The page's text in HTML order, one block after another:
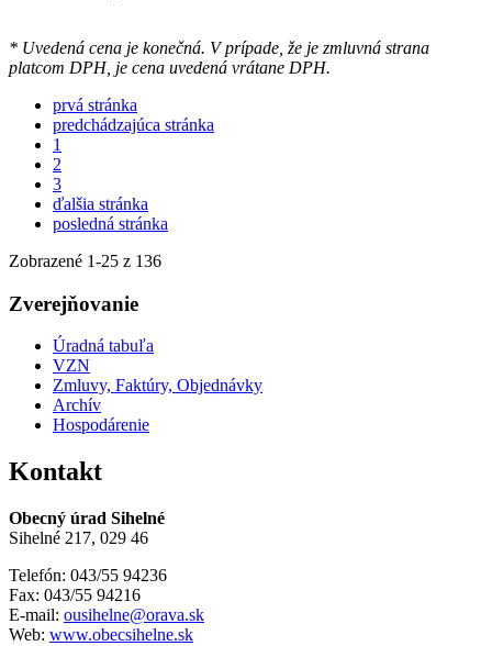
* Uvedená cena je konečná. V prípade, že je zmluvná strana
platcom DPH, je cena uvedená vrátane DPH.
prvá stránka
predchádzajúca stránka
1
2
3
ďalšia stránka
posledná stránka
Zobrazené 1-25 z 136
Zverejňovanie
Úradná tabuľa
VZN
Zmluvy, Faktúry, Objednávky
Archív
Hospodárenie
Kontakt
Obecný úrad Sihelné
Sihelné 217, 029 46
Telefón: 043/55 94236
Fax: 043/55 94216
E-mail: ousihelne@orava.sk
Web: www.obecsihelne.sk